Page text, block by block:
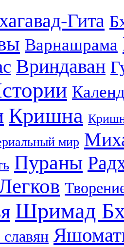
Гита
Варнашрама
Вриндаван
Кришна
мир
Пураны
Шримад